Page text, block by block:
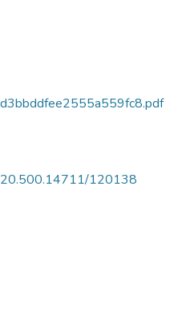
20.500.14711/120138